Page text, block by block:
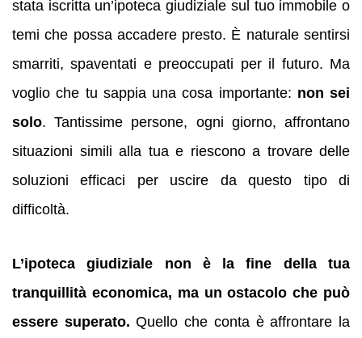
stata iscritta un’ipoteca giudiziale sul tuo immobile o
temi che possa accadere presto. È naturale sentirsi
smarriti, spaventati e preoccupati per il futuro. Ma
voglio che tu sappia una cosa importante: non sei
solo. Tantissime persone, ogni giorno, affrontano
situazioni simili alla tua e riescono a trovare delle
soluzioni efficaci per uscire da questo tipo di
difficoltà.
L’ipoteca giudiziale non è la fine della tua
tranquillità economica, ma un ostacolo che può
essere superato. Quello che conta è affrontare la